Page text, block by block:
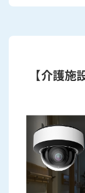
【介護